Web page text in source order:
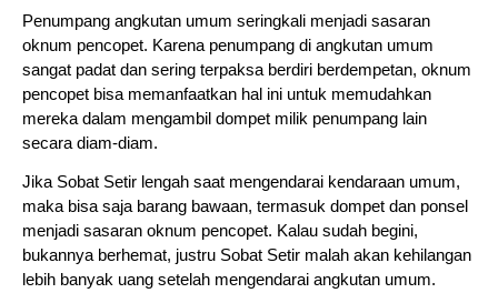
Penumpang angkutan umum seringkali menjadi sasaran
oknum pencopet. Karena penumpang di angkutan umum
sangat padat dan sering terpaksa berdiri berdempetan, oknum
pencopet bisa memanfaatkan hal ini untuk memudahkan
mereka dalam mengambil dompet milik penumpang lain
secara diam-diam.
Jika Sobat Setir lengah saat mengendarai kendaraan umum,
maka bisa saja barang bawaan, termasuk dompet dan ponsel
menjadi sasaran oknum pencopet. Kalau sudah begini,
bukannya berhemat, justru Sobat Setir malah akan kehilangan
lebih banyak uang setelah mengendarai angkutan umum.